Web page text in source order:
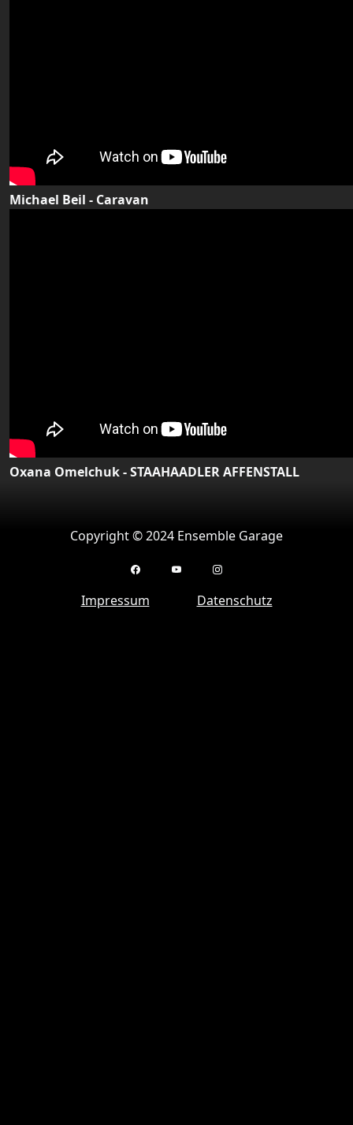
Michael Beil - Caravan
Oxana Omelchuk - STAAHAADLER AFFENSTALL
Copyright © 2024 Ensemble Garage
Impressum Datenschutz